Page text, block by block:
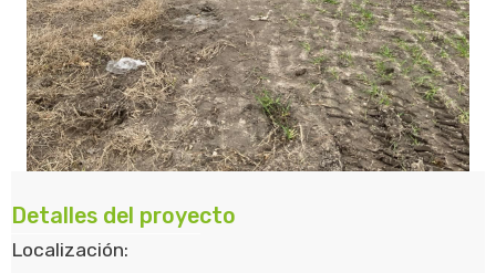
Detalles del proyecto
Localización: